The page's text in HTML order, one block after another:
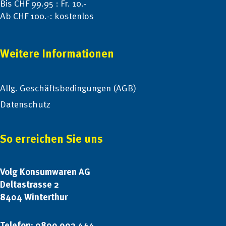
Bis CHF 99.95 : Fr. 10.-
Ab CHF 100.-: kostenlos
Weitere Informationen
Allg. Geschäftsbedingungen (AGB)
Datenschutz
So erreichen Sie uns
Volg Konsumwaren AG
Deltastrasse 2
8404 Winterthur